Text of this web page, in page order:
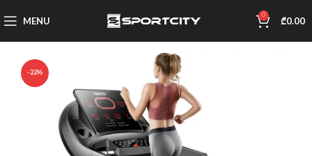
MENU 0 ₾0.00
-22%